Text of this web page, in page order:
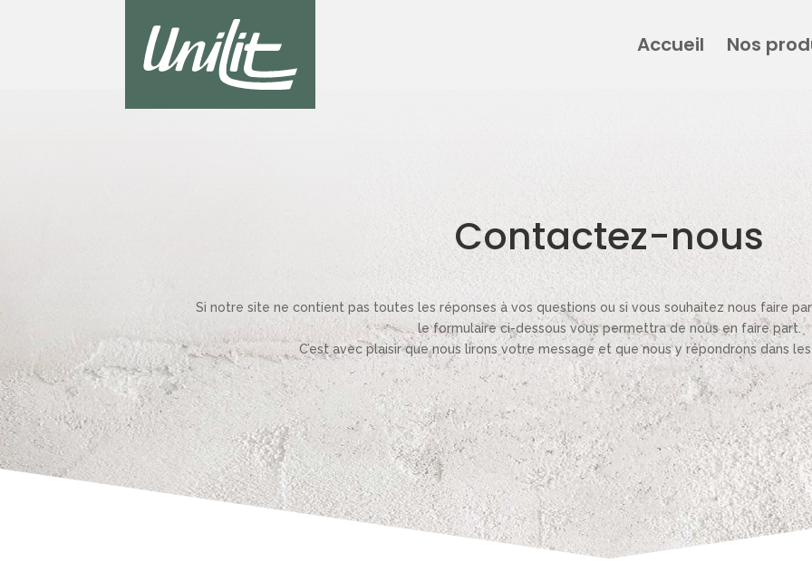
Accueil Nos
Contactez-nous
Si notre site ne contient pas toutes les réponses à vos questions ou si vous souhaitez nous faire
le formulaire ci-dessous vous permettra de nous en faire part.
C’est avec plaisir que nous lirons votre message et que nous y répondrons dans